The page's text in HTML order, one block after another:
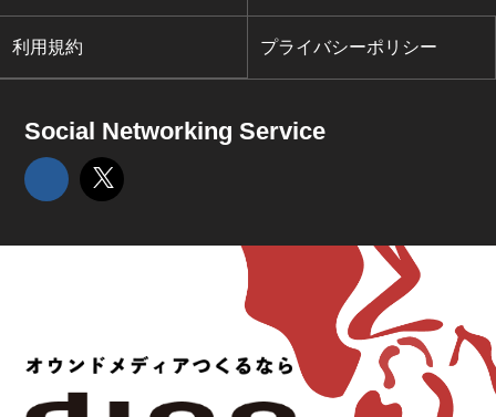
利用規約 プライバシーポリシー
Social Networking Service